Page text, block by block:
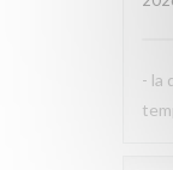
- la